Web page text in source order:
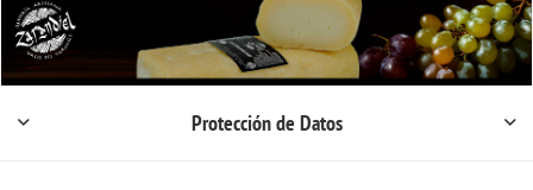
Protección de Datos